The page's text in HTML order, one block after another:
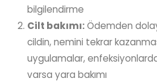
bilgilendirme
Cilt bakımı:Ödemden
cildin, nemini tekrar
uygulamalar,
varsa yara bakımı